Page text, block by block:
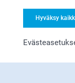
Hyväksy
Painolaatu oli
Näytä reaktiot
14:27